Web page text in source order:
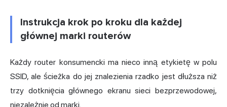
Instrukcja krok po kroku dla każdej
głównej marki routerów
Każdy router konsumencki ma nieco inną etykietę w polu
SSID, ale ścieżka do jej znalezienia rzadko jest dłuższa niż
trzy dotknięcia głównego ekranu sieci bezprzewodowej,
niezależnie od marki.